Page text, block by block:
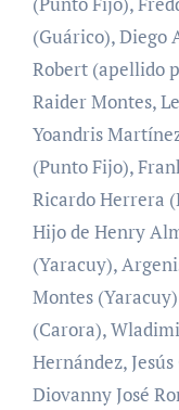
(Guárico), Diego
Robert (apellido
Raider Montes,
Yoandris
(Punto Fijo),
Ricardo Herrera
Hijo de Henry
(Yaracuy),
Montes
(Carora),
Hernández,
Diovanny José